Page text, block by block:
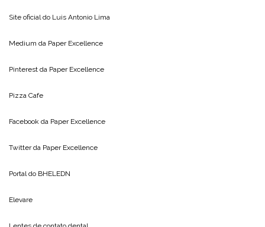
Site oficial do Luis Antonio Lima
Medium da Paper Excellence
Pinterest da Paper Excellence
Pizza Cafe
Facebook da Paper Excellence
Twitter da Paper Excellence
Portal do BHELEDN
Elevare